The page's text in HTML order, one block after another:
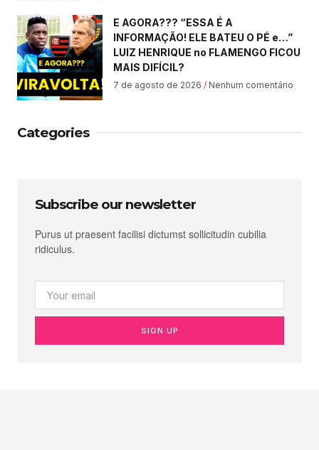
E AGORA??? “ESSA É A
INFORMAÇÃO! ELE BATEU O PÉ e…”
LUIZ HENRIQUE no FLAMENGO FICOU
MAIS DIFÍCIL?
7 de agosto de 2026 Nenhum comentário
Categories
Subscribe our newsletter
Purus ut praesent facilisi dictumst sollicitudin cubilia
ridiculus.
SIGN UP